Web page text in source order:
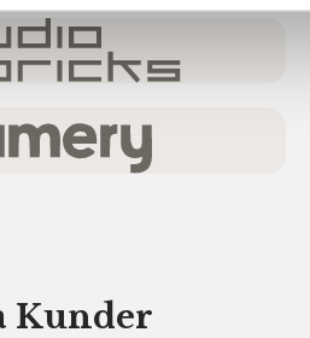
Kunder